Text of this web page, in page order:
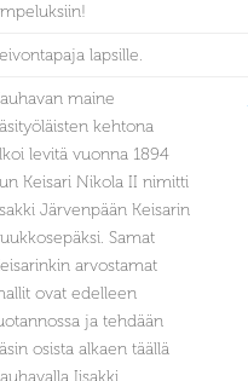
lapsille.
maine
kehtona
levitä vuonna 1894
Keisari Nikola II nimitti
Järvenpään Keisarin
Samat
arvostamat
ovat edelleen
ja tehdään
osista alkaen täällä
Iisakki